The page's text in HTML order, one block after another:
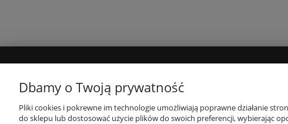
FAQ
O nas
Dbamy o Twoją prywatność
Pliki cookies i pokrewne im technologie umożliwiają poprawne działanie
do sklepu lub dostosować użycie plików do swoich preferencji, wybierając